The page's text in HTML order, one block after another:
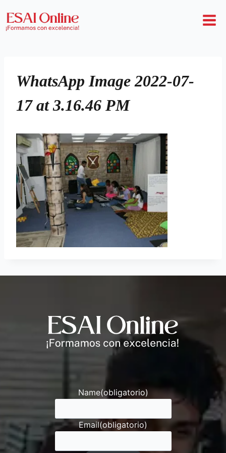
WhatsApp Image 2022-07-
17 at 3.16.46 PM
Name(obligatorio)
Email(obligatorio)